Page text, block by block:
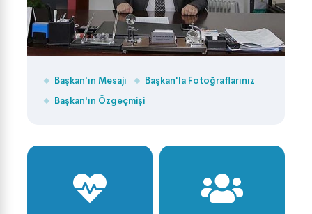
Başkan'ın Mesajı
Başkan'la Fotoğraflarınız
Başkan'ın Özgeçmişi